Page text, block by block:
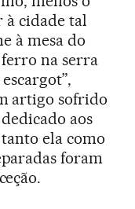
à cidade tal
à mesa do
ferro na serra
artigo sofrido
aos
ela como
foram